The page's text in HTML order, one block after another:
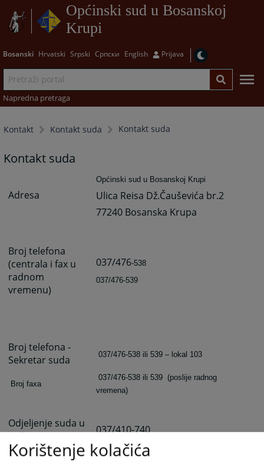
Općinski sud u Bosanskoj
Krupi
Bosanski Hrvatski Srpski Српски English Prijava
Napredna pretraga
Kontakt Kontakt suda Kontakt suda
Kontakt suda
Adresa
Općinski sud u Bosanskoj Krupi
Ulica Reisa Dž.Čauševića br.2
77240 Bosanska Krupa
Broj telefona
(centrala i fax u
radnom
vremenu)
037/476-538
037/476-539
Broj telefona -
Sekretar suda
037/476-538 ili 539 – lokal 103
Broj faxa
037/476-538 ili 539 (poslije radnog
vremena)
Odjeljenje suda u
Bužimu
037/410-740
037/419-012
Korištenje kolačića